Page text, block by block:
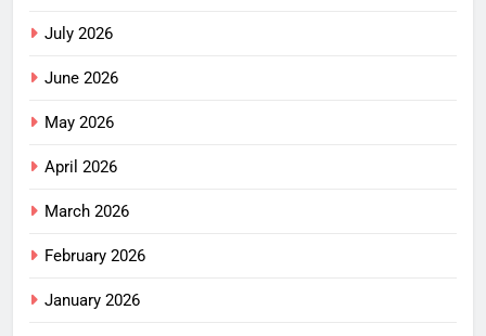
July 2026
June 2026
May 2026
April 2026
March 2026
February 2026
January 2026